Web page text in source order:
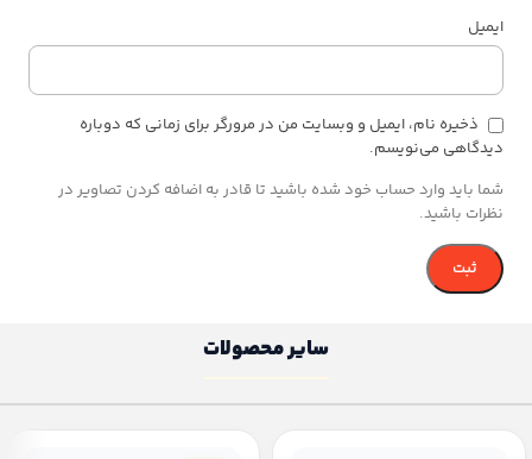
ایمیل
ذخیره نام، ایمیل و وبسایت من در مرورگر برای زمانی که دوباره
دیدگاهی می‌نویسم.
شما باید وارد حساب خود شده باشید تا قادر به اضافه کردن تصاویر در
نظرات باشید.
سایر محصولات